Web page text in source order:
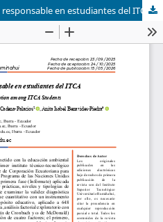
en estudiantes del ITCA